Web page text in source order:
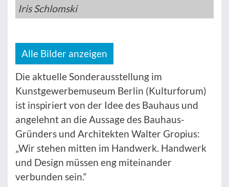
Iris Schlomski
Alle Bilder anzeigen
Die aktuelle Sonderausstellung im
Kunstgewerbemuseum Berlin (Kulturforum)
ist inspiriert von der Idee des Bauhaus und
angelehnt an die Aussage des Bauhaus-
Gründers und Architekten Walter Gropius:
„Wir stehen mitten im Handwerk. Handwerk
und Design müssen eng miteinander
verbunden sein.“